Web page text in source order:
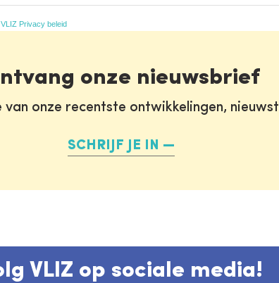
VLIZ Privacy beleid
onze nieuwsbrief
onze recentste ontwikkelingen,
SCHRIJF JE IN
VLIZ op sociale media!